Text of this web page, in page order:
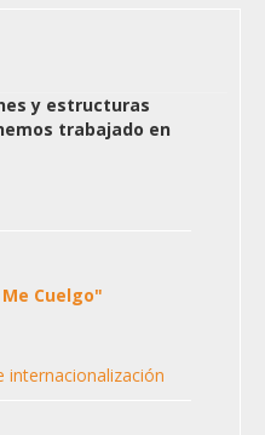
y estructuras
trabajado en
Cuelgo"
internacionalización